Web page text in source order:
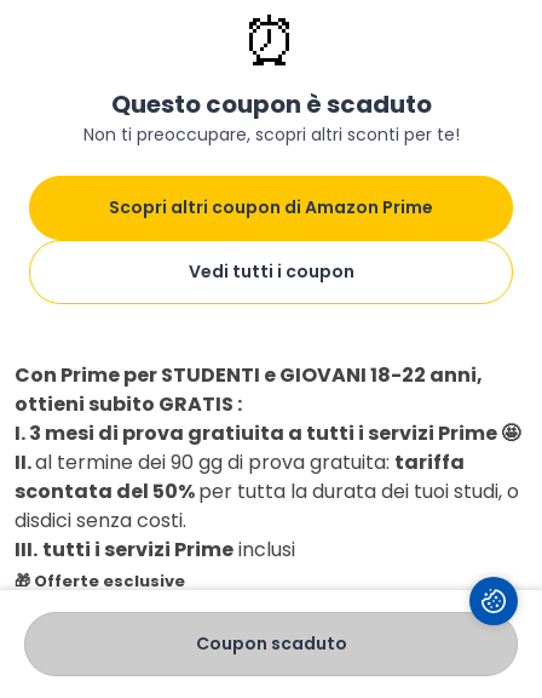
Informazioni
Iscriviti aPrime Student per 3 mesi senza costi
Fast Delivery: consegna premium inclusasu
milioni di prodotti! 😍
E in più
esclusivo del 25%su un ampia gamma di prodotti
sullo store online di Sportland.
Con Prime per STUDENTI e GIOVANI 18-22 anni,
ottieni subito GRATIS :
I. 3 mesi di prova gratiuita a tutti i servizi Prime 🤩
II.al termine dei 90 gg di prova gratuita: tariffa
scontata del 50%per tutta la durata dei tuoi studi, o
disdici senza costi.
III. tutti i servizi Primeinclusi
🎁 Offerte esclusive
UEFA Champions League
🎬
🎮Prime Gaming
Coupon scaduto
⏰
Questo coupon è scaduto
Non ti preoccupare, scopri altri sconti per te!
Scopri altri coupon di Amazon Prime
Vedi tutti i coupon